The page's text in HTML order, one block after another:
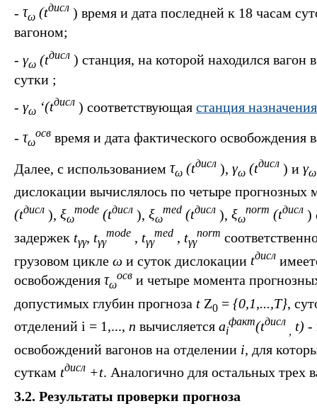
- τω (tдисл ) время и дата последней к 18 часам
вагоном;
- γω (tдисл ) станция, на которой находился
сутки ;
- γω ‘(tдисл ) соответствующая станция назначения
- τω
осв время и дата фактического освобождения
Далее, с использованием τω (tдисл ), γω (tдисл ) и γω
дислокации вычислялось по четыре
(tдисл ), ξω
mode (tдисл ), ξω
med (tдисл ), ξω
norm (tдисл )
задержек tγγ, tγγ
mode , tγγ
med , tγγ
norm
грузовом цикле ω и суток дислокации tдисл
освобождения τω
осв и четыре момента
допустимых глубин прогноза t Z0 = {0,1,...,T} ,
отделений i = 1,..., n вычисляется ai
факт(tдисл
, t) -
освобождений вагонов на отделении i, для
суткам tдисл +t. Аналогично для остальных трех
3.2. Результаты проверки прогноза